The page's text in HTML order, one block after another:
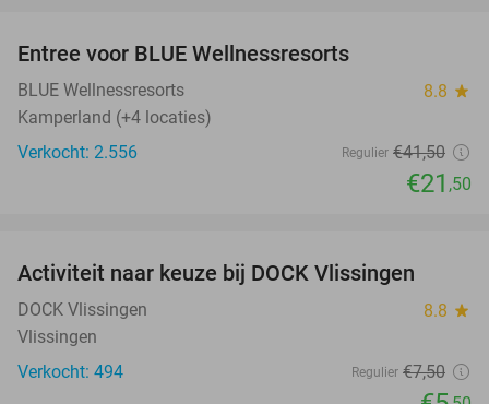
Entree voor BLUE Wellnessresorts
BLUE Wellnessresorts 8.8 star
Kamperland (+4 locaties)
Verkocht: 2.556
Regulier €41,50
€21 ,50
Activiteit naar keuze bij DOCK Vlissingen
DOCK Vlissingen 8.8 star
Vlissingen
Verkocht: 494
Regulier €7,50